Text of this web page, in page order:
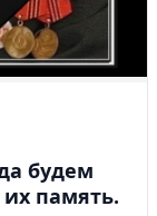
будем
память.